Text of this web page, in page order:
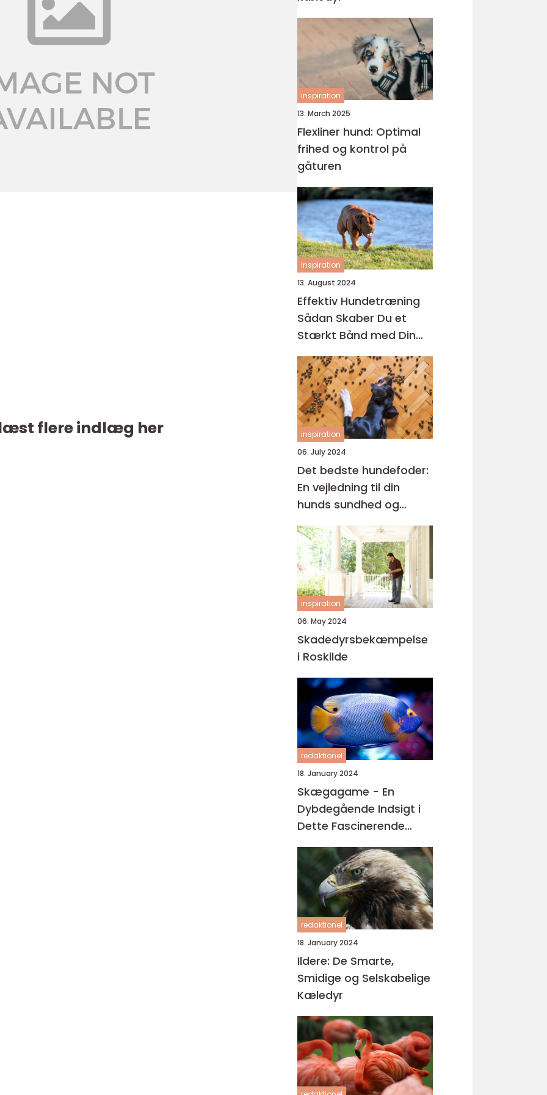
flere indlæg her
inspiration
13. March 2025
Flexliner hund: Optimal
frihed og kontrol på
gåturen
inspiration
13. August 2024
Effektiv Hundetræning
Sådan Skaber Du et
Stærkt Bånd med Din
Hund
inspiration
06. July 2024
Det bedste hundefoder:
En vejledning til din
hunds sundhed og
trivsel
inspiration
06. May 2024
Skadedyrsbekæmpelse
i Roskilde
redaktionel
18. January 2024
Skægagame - En
Dybdegående Indsigt i
Dette Fascinerende
Krybdyr
redaktionel
18. January 2024
Ildere: De Smarte,
Smidige og Selskabelige
Kæledyr